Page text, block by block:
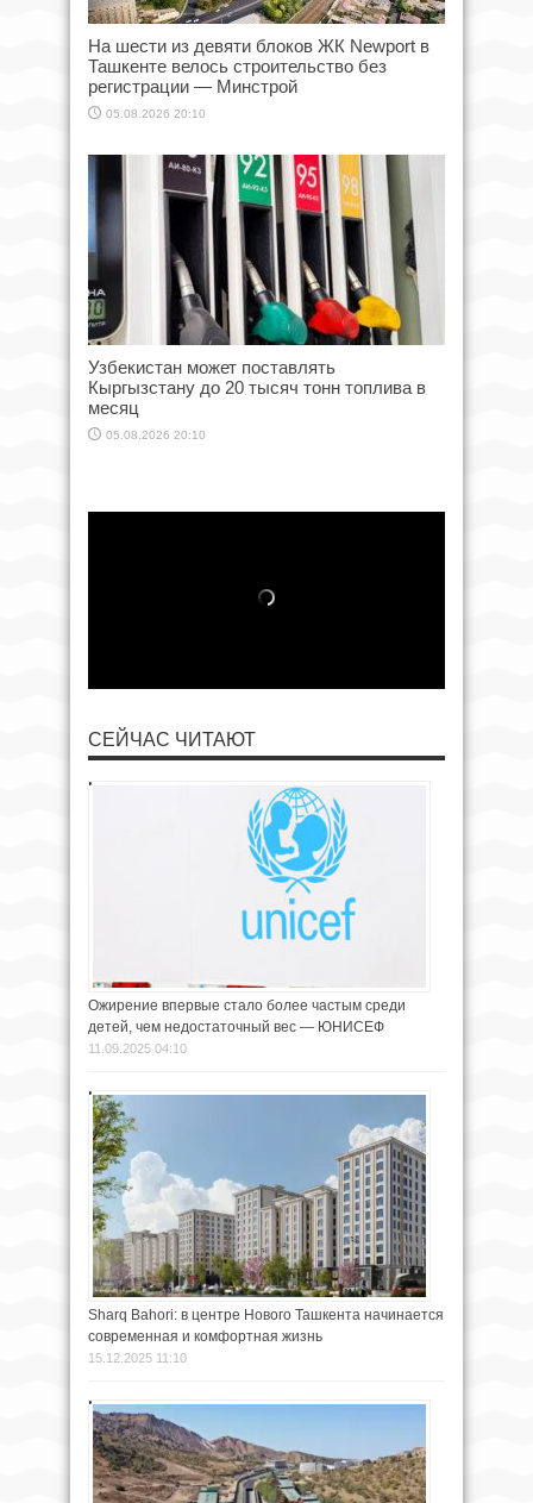
На шести из девяти блоков ЖК Newport в
Ташкенте велось строительство без
регистрации — Минстрой
05.08.2026 20:10
Узбекистан может поставлять
Кыргызстану до 20 тысяч тонн топлива в
месяц
05.08.2026 20:10
СЕЙЧАС ЧИТАЮТ
Ожирение впервые стало более частым среди
детей, чем недостаточный вес — ЮНИСЕФ
11.09.2025 04:10
Sharq Bahori: в центре Нового Ташкента начинается
современная и комфортная жизнь
15.12.2025 11:10